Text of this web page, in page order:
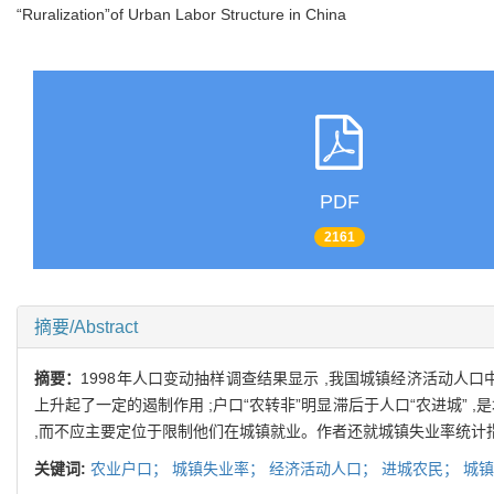
“Ruralization”of Urban Labor Structure in China
PDF
2161
摘要/Abstract
摘要： 1998年人口变动抽样调查结果显示 ,我国城镇经济活动人
上升起了一定的遏制作用 ;户口“农转非”明显滞后于人口“农进城”
,而不应主要定位于限制他们在城镇就业。作者还就城镇失业率统
关键词: 农业户口； 城镇失业率； 经济活动人口； 进城农民； 城